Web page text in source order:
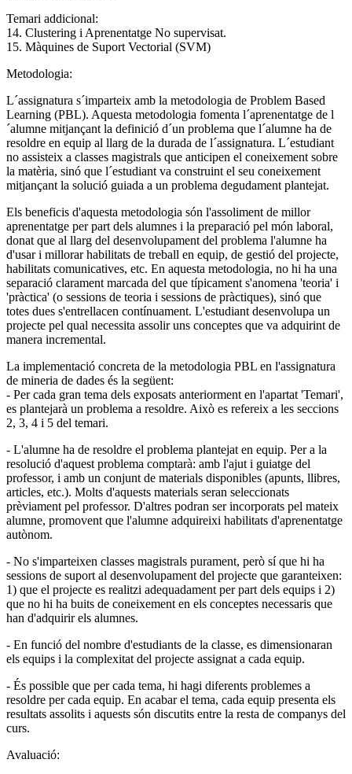
Temari addicional:
14. Clustering i Aprenentatge No supervisat.
15. Màquines de Suport Vectorial (SVM)
Metodologia:
L´assignatura s´imparteix amb la metodologia de Problem Based
Learning (PBL). Aquesta metodologia fomenta l´aprenentatge de l
´alumne mitjançant la definició d´un problema que l´alumne ha de
resoldre en equip al llarg de la durada de l´assignatura. L´estudiant
no assisteix a classes magistrals que anticipen el coneixement sobre
la matèria, sinó que l´estudiant va construint el seu coneixement
mitjançant la solució guiada a un problema degudament plantejat.
Els beneficis d'aquesta metodologia són l'assoliment de millor
aprenentatge per part dels alumnes i la preparació pel món laboral,
donat que al llarg del desenvolupament del problema l'alumne ha
d'usar i millorar habilitats de treball en equip, de gestió del projecte,
habilitats comunicatives, etc. En aquesta metodologia, no hi ha una
separació clarament marcada del que típicament s'anomena 'teoria' i
'pràctica' (o sessions de teoria i sessions de pràctiques), sinó que
totes dues s'entrellacen contínuament. L'estudiant desenvolupa un
projecte pel qual necessita assolir uns conceptes que va adquirint de
manera incremental.
La implementació concreta de la metodologia PBL en l'assignatura
de mineria de dades és la següent:
- Per cada gran tema dels exposats anteriorment en l'apartat 'Temari',
es plantejarà un problema a resoldre. Això es refereix a les seccions
2, 3, 4 i 5 del temari.
- L'alumne ha de resoldre el problema plantejat en equip. Per a la
resolució d'aquest problema comptarà: amb l'ajut i guiatge del
professor, i amb un conjunt de materials disponibles (apunts, llibres,
articles, etc.). Molts d'aquests materials seran seleccionats
prèviament pel professor. D'altres podran ser incorporats pel mateix
alumne, promovent que l'alumne adquireixi habilitats d'aprenentatge
autònom.
- No s'imparteixen classes magistrals purament, però sí que hi ha
sessions de suport al desenvolupament del projecte que garanteixen:
1) que el projecte es realitzi adequadament per part dels equips i 2)
que no hi ha buits de coneixement en els conceptes necessaris que
han d'adquirir els alumnes.
- En funció del nombre d'estudiants de la classe, es dimensionaran
els equips i la complexitat del projecte assignat a cada equip.
- És possible que per cada tema, hi hagi diferents problemes a
resoldre per cada equip. En acabar el tema, cada equip presenta els
resultats assolits i aquests són discutits entre la resta de companys del
curs.
Avaluació: